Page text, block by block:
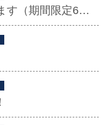
横浜駅店の土日営業を実施します（期間限定6月7日まで）